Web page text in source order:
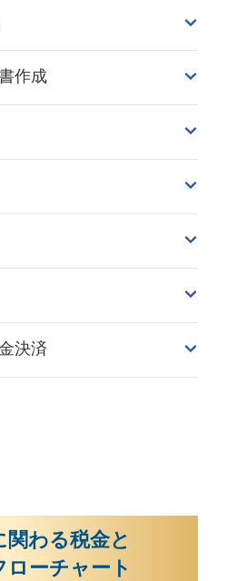
作成
決済
関わる税金と
ローチャート